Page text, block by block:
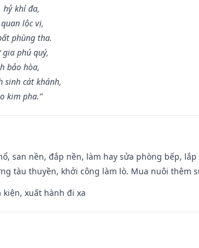
hỷ khí đa,
lộc vị,
phùng tha.
phú quý,
bảo hòa,
sinh cát khánh,
kim pha.”
san nền, đắp nền, làm hay sửa phòng bếp,
tàu thuyền, khởi công làm lò. Mua nuôi thêm
kiện, xuất hành đi xa